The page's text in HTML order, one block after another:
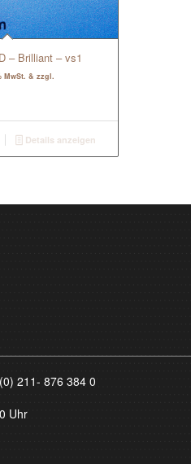
– Brilliant – vs1
MwSt. & zzgl.
Details anzeigen
211- 876 384 0
Uhr